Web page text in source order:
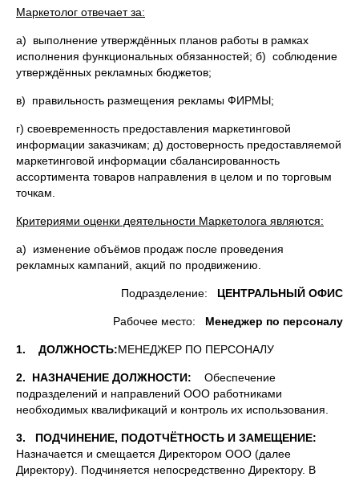
Маркетолог отвечает за:
а) выполнение утверждённых планов работы в рамках
исполнения функциональных обязанностей; б) соблюдение
утверждённых рекламных бюджетов;
в) правильность размещения рекламы ФИРМЫ;
г) своевременность предоставления маркетинговой
информации заказчикам; д) достоверность предоставляемой
маркетинговой информации сбалансированность
ассортимента товаров направления в целом и по торговым
точкам.
Критериями оценки деятельности Маркетолога являются:
а) изменение объёмов продаж после проведения
рекламных кампаний, акций по продвижению.
Подразделение: ЦЕНТРАЛЬНЫЙ ОФИС
Рабочее место: Менеджер по персоналу
1. ДОЛЖНОСТЬ:МЕНЕДЖЕР ПО ПЕРСОНАЛУ
2. НАЗНАЧЕНИЕ ДОЛЖНОСТИ: Обеспечение
подразделений и направлений ООО работниками
необходимых квалификаций и контроль их использования.
3. ПОДЧИНЕНИЕ, ПОДОТЧЁТНОСТЬ И ЗАМЕЩЕНИЕ:
Назначается и смещается Директором ООО (далее
Директору). Подчиняется непосредственно Директору. В